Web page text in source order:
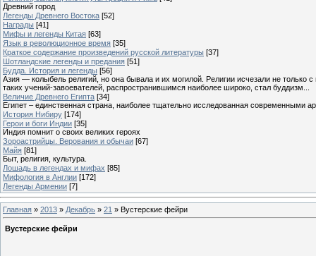
Древний город
Легенды Древнего Востока [52]
Награды [41]
Мифы и легенды Китая [63]
Язык в революционное время [35]
Краткое содержание произведений русской литературы [37]
Шотландские легенды и предания [51]
Будда. История и легенды [56]
Азия — колыбель религий, но она бывала и их могилой. Религии исчезали не
таких учений-завоевателей, распространившимся наиболее широко, стал буддизм...
Величие Древнего Египта [34]
Египет – единственная страна, наиболее тщательно исследованная современными
История Нибиру [174]
Герои и боги Индии [35]
Индия помнит о своих великих героях
Зороастрийцы. Верования и обычаи [67]
Майя [81]
Быт, религия, культура.
Лошадь в легендах и мифах [85]
Мифология в Англии [172]
Легенды Армении [7]
Главная » 2013 » Декабрь » 21 » Вустерские фейри
Вустерские фейри